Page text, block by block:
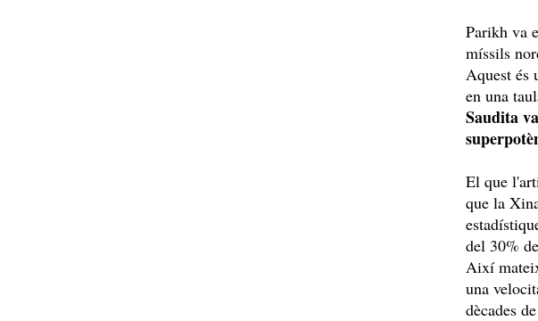
Parikh va
míssils
Aquest és
en una
Saudita
El que
que la
del 30%
Així
una
dècades